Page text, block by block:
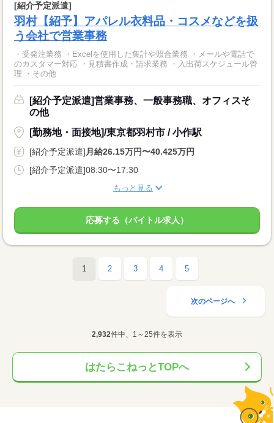
[紹介予定派遣]
羽村【紹予】アパレル衣料品・コスメなどを扱
う会社で営業事務
・受発注業務 ・Excelを使用した集計や照合業務 ・メールや電話で
のカスタマー対応 ・見積書作成・請求業務 ・入出荷スケジュール管
理 ・その他
[紹介予定派遣]営業事務、一般事務職、オフィスそ
の他
[勤務地・面接地]/東京都羽村市 / 小作駅
[紹介予定派遣]月給26.15万円〜40.425万円
[紹介予定派遣]08:30〜17:30
もっと見る
応募する（バイトル求人）
1 2 3 4 5
次のページへ
2,932件中、1～25件を表示
はたらこねっとTOPへ